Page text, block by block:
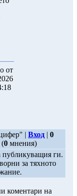
от
| Вход | 0
(0мнения)
публикуващия ги.
за тяхното
коментари на